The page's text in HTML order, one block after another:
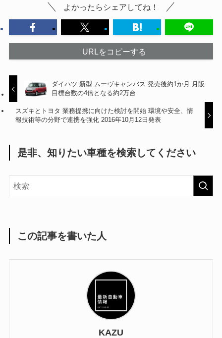
よかったらシェアしてね！
URLをコピーする
ダイハツ 新型 ムーヴキャンバス 発売後約1か月 月販
目標台数の4倍となる約2万台
スズキとトヨタ 業務提携に向けた検討を開始 環境や安全、情
報技術等の分野で連携を強化 2016年10月12日発表
是非、知りたい車種を検索してください
この記事を書いた人
KAZU